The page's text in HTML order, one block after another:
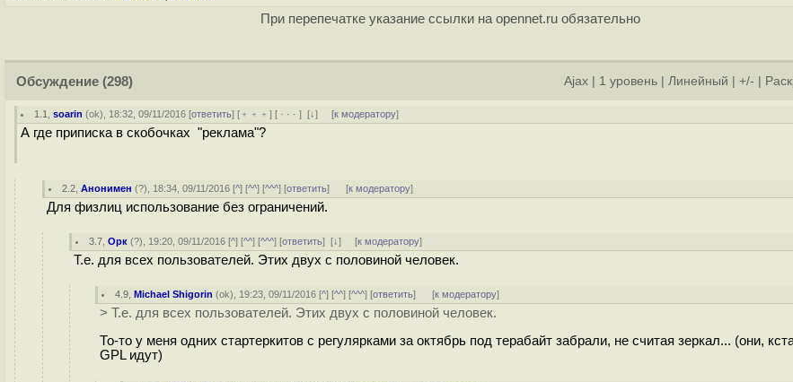
При перепечатке указание ссылки на opennet.ru обязательно
Обсуждение (298) Ajax 1 уровень Линейный +/-
1.1 ,soarin (ok), 18:32, 09/11/2016 [ответить] [ ﹢﹢﹢] [ · · ·][↓] [к модератору]
А где приписка в скобочках "реклама"?
2.2 ,Анонимен (?), 18:34, 09/11/2016 [^] [^^] [^^^] [ответить] [к модератору]
Для физлиц использование без ограничений.
3.7 ,Орк (?), 19:20, 09/11/2016 [^] [^^] [^^^] [ответить][↓] [к модератору]
Т.е. для всех пользователей. Этих двух с половиной человек.
4.9 ,Michael Shigorin (ok), 19:23, 09/11/2016 [^] [^^] [^^^] [ответить] [к модератору]
> Т.е. для всех пользователей. Этих двух с половиной человек.
То-то у меня одних стартеркитов с регулярками за октябрь под терабайт забрали, не считая зеркал... (они,
GPL идут)